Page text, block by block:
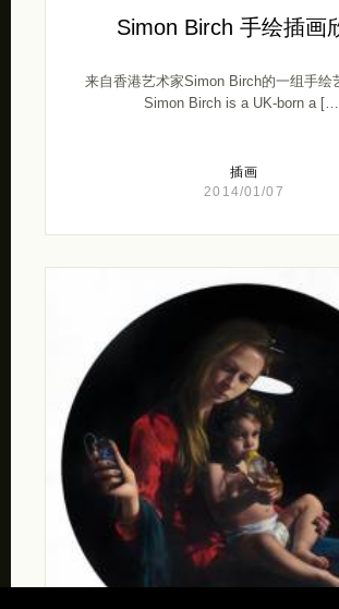
Simon Birch 手绘插画
来自香港艺术家Simon Birch的一组手绘
Simon Birch is a UK-born a
插画
2014/01/07